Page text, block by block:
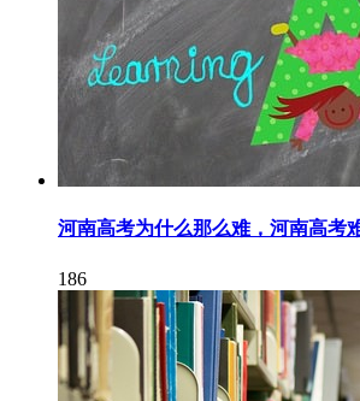
河南高考为什么那么难，河南高考
186